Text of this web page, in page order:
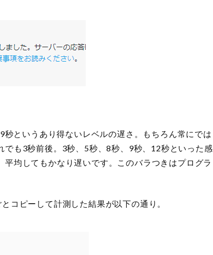
というあり得ないレベルの遅さ。もちろん常にでは
も3秒前後。3秒、5秒、8秒、9秒、12秒といった感
均してもかなり遅いです。このバラつきはプログラ
コピーして計測した結果が以下の通り。